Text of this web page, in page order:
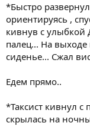
*Быстро
ориентируясь ,
кивнув с улыбкой
палец... На
сиденье... Сжал
Едем прямо..
*Таксист кивнул
скрылась на